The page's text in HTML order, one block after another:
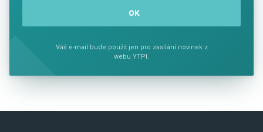
Váš e-mail bude použit jen pro zasílání novinek z
webu YTPI.